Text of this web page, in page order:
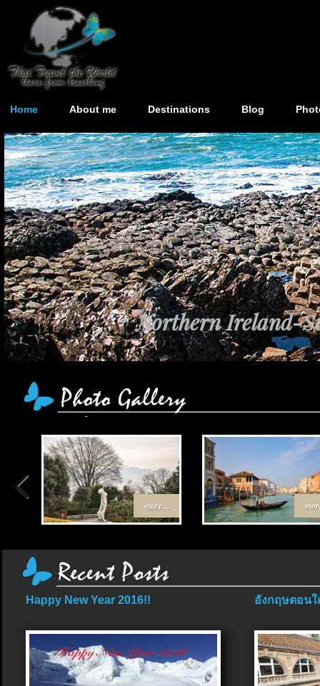
Home About me Destinations Blog
เส้นทาง
more...
Happy New Year 2016!! อังกฤษตอนใ